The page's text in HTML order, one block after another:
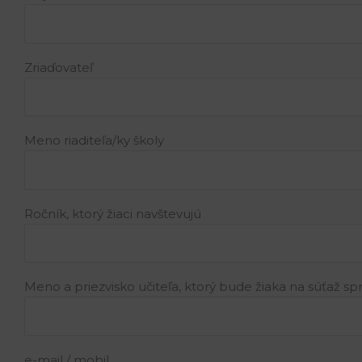
Zriaďovateľ
Meno riaditeľa/ky školy
Ročník, ktorý žiaci navštevujú
Meno a priezvisko učiteľa, ktorý bude žiaka na súťaž